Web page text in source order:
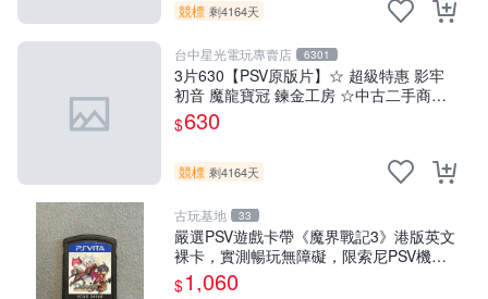
競標 剩4164天
台中星光電玩專賣店 6301
3片630【PSV原版片】☆ 超級特惠 影牢
初音 魔龍寶冠 鍊金工房 ☆中古二手商品
【星光】
$630
競標 剩4164天
古玩基地 33
嚴選PSV遊戲卡帶《魔界戰記3》港版英文
裸卡，實測暢玩無障礙，限索尼PSV機器
運行 psv 港版 魔界戰記3
$1,060